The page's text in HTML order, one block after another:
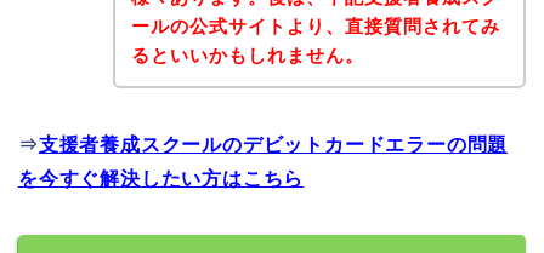
ールの公式サイトより、直接質問されてみ
るといいかもしれません。
⇒支援者養成スクールのデビットカードエラーの問題
を今すぐ解決したい方はこちら